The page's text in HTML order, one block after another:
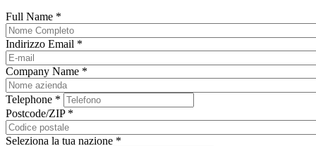
Full Name *
Indirizzo Email *
Company Name *
Telephone *
Postcode/ZIP *
Seleziona la tua nazione *